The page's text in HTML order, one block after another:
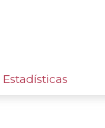
Estadísticas